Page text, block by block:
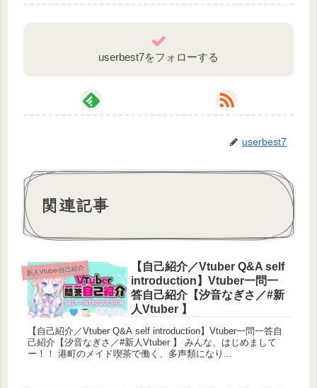
userbest7をフォローする
userbest7
関連記事
新人Vtuber自己紹介
【自己紹介／Vtuber Q&A self
introduction】Vtuber一問一
答自己紹介【汐音なぎさ／#新
人Vtuber 】
【自己紹介／Vtuber Q&A self introduction】Vtuber一問一答自
己紹介【汐音なぎさ／#新人Vtuber 】 みんな、はじめまして
ー！！ 港町のメイド喫茶で働く、多声類になり...